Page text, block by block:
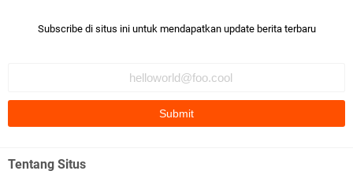
Subscribe di situs ini untuk mendapatkan update berita terbaru
Tentang Situs